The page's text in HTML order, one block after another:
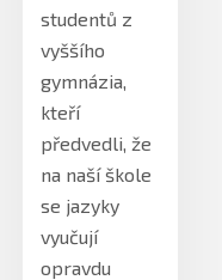
studentů z
vyššího
gymnázia,
kteří
předvedli, že
na naší škole
se jazyky
vyučují
opravdu